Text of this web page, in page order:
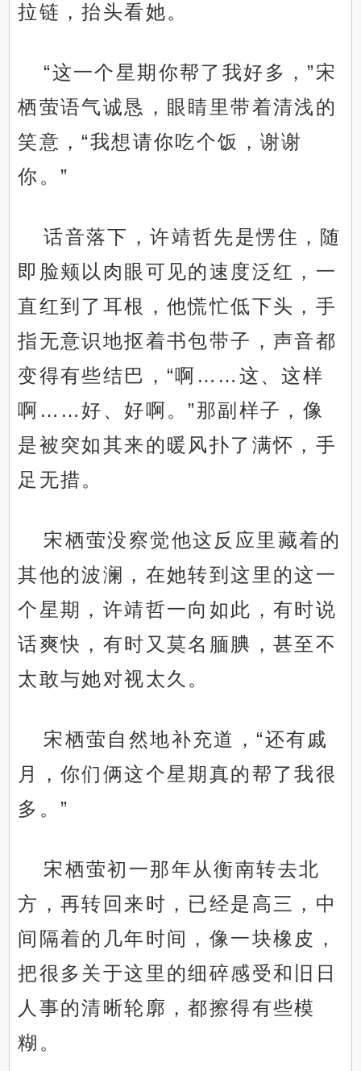
拉链，抬头看她。
“这一个星期你帮了我好多，”宋
栖萤语气诚恳，眼睛里带着清浅的
笑意，“我想请你吃个饭，谢谢
你。”
话音落下，许靖哲先是愣住，随
即脸颊以肉眼可见的速度泛红，一
直红到了耳根，他慌忙低下头，手
指无意识地抠着书包带子，声音都
变得有些结巴，“啊……这、这样
啊……好、好啊。”那副样子，像
是被突如其来的暖风扑了满怀，手
足无措。
宋栖萤没察觉他这反应里藏着的
其他的波澜，在她转到这里的这一
个星期，许靖哲一向如此，有时说
话爽快，有时又莫名腼腆，甚至不
太敢与她对视太久。
宋栖萤自然地补充道，“还有戚
月，你们俩这个星期真的帮了我很
多。”
宋栖萤初一那年从衡南转去北
方，再转回来时，已经是高三，中
间隔着的几年时间，像一块橡皮，
把很多关于这里的细碎感受和旧日
人事的清晰轮廓，都擦得有些模
糊。